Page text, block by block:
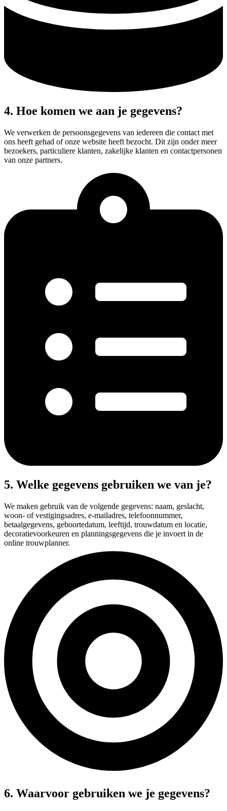
4. Hoe komen we aan je gegevens?
We verwerken de persoonsgegevens van iedereen die contact met
ons heeft gehad of onze website heeft bezocht. Dit zijn onder meer
bezoekers, particuliere klanten, zakelijke klanten en contactpersonen
van onze partners.
5. Welke gegevens gebruiken we van je?
We maken gebruik van de volgende gegevens: naam, geslacht,
woon- of vestigingsadres, e-mailadres, telefoonnummer,
betaalgegevens, geboortedatum, leeftijd, trouwdatum en locatie,
decoratievoorkeuren en planningsgegevens die je invoert in de
online trouwplanner.
6. Waarvoor gebruiken we je gegevens?